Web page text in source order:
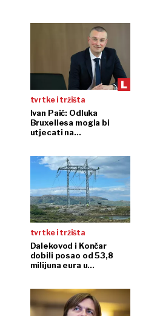
tvrtke i tržišta
Ivan Paić: Odluka
Bruxellesa mogla bi
utjecati na
tvrtke i tržišta
Dalekovod i Končar
dobili posao od 53,8
milijuna eura u